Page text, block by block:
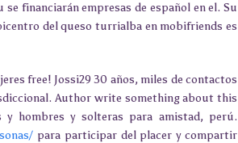
financiarán empresas de español en el. Su
del queso turrialba en mobifriends es
free! Jossi29 30 años, miles de contactos
Author write something about this
y hombres y solteras para amistad, perú.
para participar del placer y compartir